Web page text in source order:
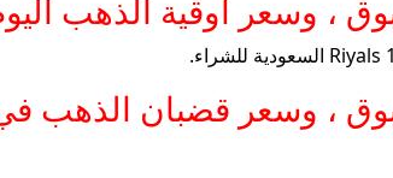
، وسعر أوقية الذهب
، وسعر قضبان الذهب